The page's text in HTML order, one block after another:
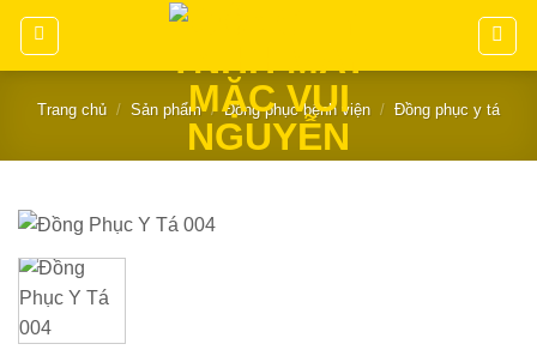
Chuyển
nội
dungTrang chủ / Sản phẩm / Đồng phục bệnh viện / Đồng phục y tá